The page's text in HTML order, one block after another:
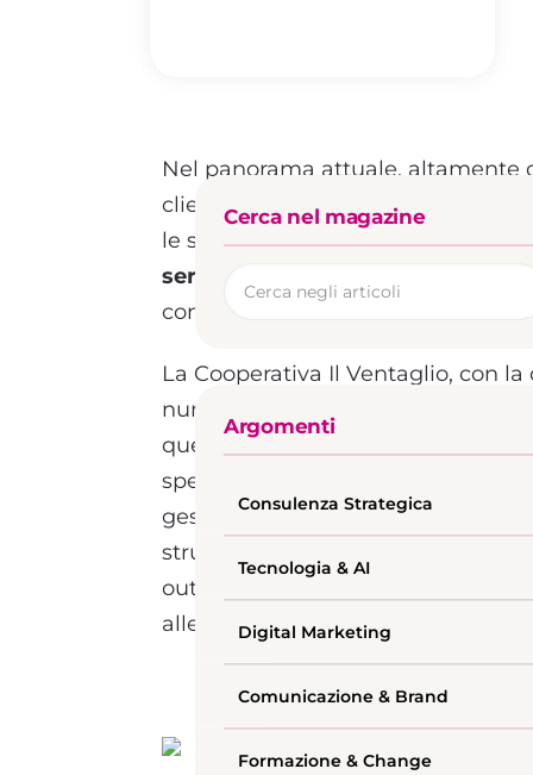
Nel panorama attuale,
clienti è cruciale per garantire
le strategie più efficaci per
servizi outbound
con il pubblico.
La Cooperativa Il Ventaglio, con
numerose progettualità,
questo settore. Composta da un
specializzate, la cooperativa ha
gestendo commesse per grandi
strumenti digitali avanzati.
outbound di altissima qualità,
alle aziende nella loro espansione.
Cerca nel magazine
Argomenti
Consulenza Strategica
Tecnologia & AI
Digital Marketing
Comunicazione & Brand
Formazione & Change